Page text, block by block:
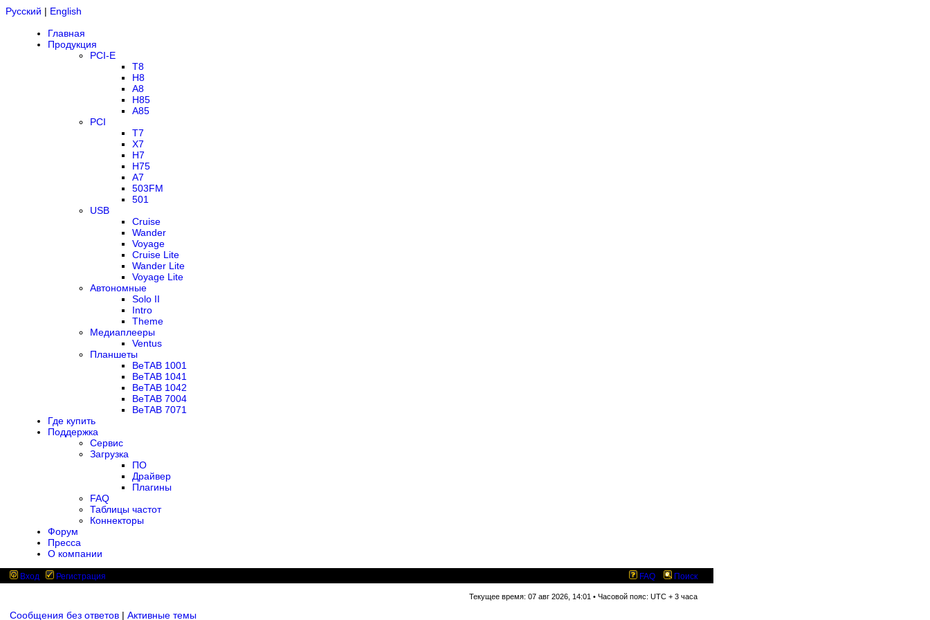
Русский | English
Главная
Продукция
PCI-E
T8
H8
A8
H85
A85
PCI
T7
X7
H7
H75
A7
503FM
501
USB
Cruise
Wander
Voyage
Cruise Lite
Wander Lite
Voyage Lite
Автономные
Solo II
Intro
Theme
Медиаплееры
Ventus
Планшеты
BeTAB 1001
BeTAB 1041
BeTAB 1042
BeTAB 7004
BeTAB 7071
Где купить
Поддержка
Сервис
Загрузка
ПО
Драйвер
Плагины
FAQ
Таблицы частот
Коннекторы
Форум
Пресса
О компании
Вход Регистрация FAQ Поиск
Текущее время: 07 авг 2026, 14:01 • Часовой пояс: UTC + 3 часа
Сообщения без ответов | Активные темы